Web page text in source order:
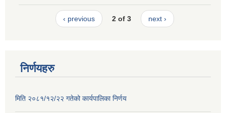
‹ previous 2 of 3 next ›
निर्णयहरु
मिति २०८१/१२/२२ गतेको कार्यपालिका निर्णय